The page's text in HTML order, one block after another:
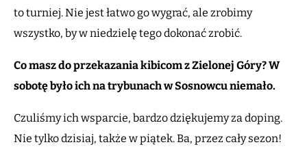
to turniej. Nie jest łatwo go wygrać, ale zrobimy
wszystko, by w niedzielę tego dokonać zrobić.
Co masz do przekazania kibicom z Zielonej Góry? W
sobotę było ich na trybunach w Sosnowcu niemało.
Czuliśmy ich wsparcie, bardzo dziękujemy za doping.
Nie tylko dzisiaj, także w piątek. Ba, przez cały sezon!